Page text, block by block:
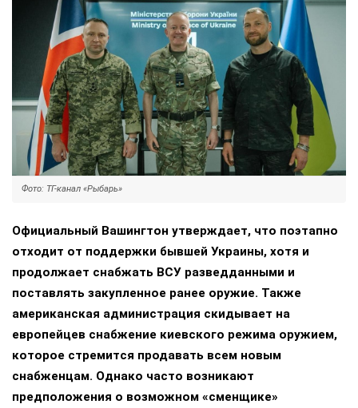
Фото: ТГ-канал «Рыбарь»
Официальный Вашингтон утверждает, что поэтапно
отходит от поддержки бывшей Украины, хотя и
продолжает снабжать ВСУ разведданными и
поставлять закупленное ранее оружие. Также
американская администрация скидывает на
европейцев снабжение киевского режима оружием,
которое стремится продавать всем новым
снабженцам. Однако часто возникают
предположения о возможном «сменщике»